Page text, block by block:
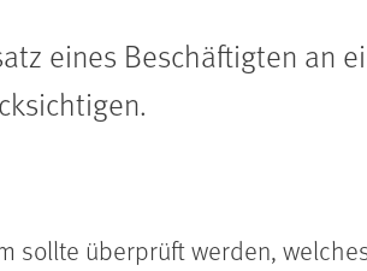
eines Beschäftigten an
sollte überprüft werden,